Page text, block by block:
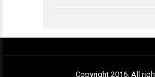
Copyright 2016. All